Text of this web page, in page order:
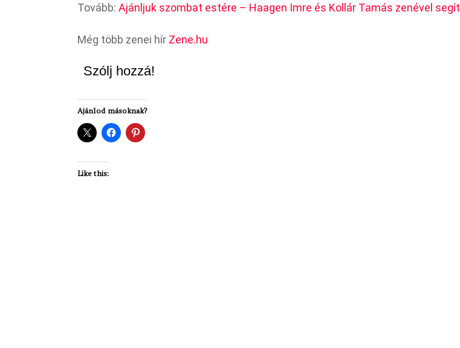
Tovább: Ajánljuk szombat estére – Haagen Imre és Kollár Tamás zenével segít
Még több zenei hír Zene.hu
Szólj hozzá!
Ajánlod másoknak?
Like this: